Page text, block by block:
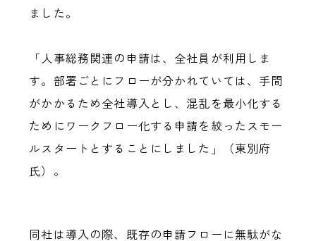
ました。
「人事総務関連の申請は、全社員が利用しま
す。部署ごとにフローが分かれていては、手間
がかかるため全社導入とし、混乱を最小化する
ためにワークフロー化する申請を絞ったスモー
ルスタートとすることにしました」（東別府
氏）。
同社は導入の際、既存の申請フローに無駄がな